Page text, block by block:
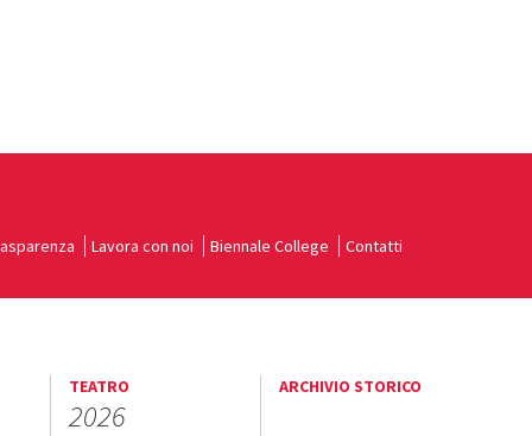
Lavora con noi Biennale College Contatti
TEATRO
2026
ARCHIVIO STORICO